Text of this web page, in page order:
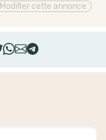
Modifier cette annonce